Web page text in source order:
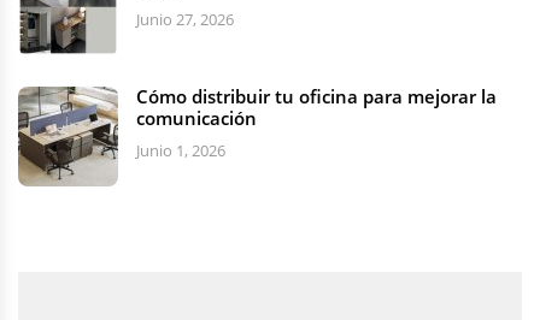
Junio 27, 2026
Cómo distribuir tu oficina para mejorar la
comunicación
Junio 1, 2026